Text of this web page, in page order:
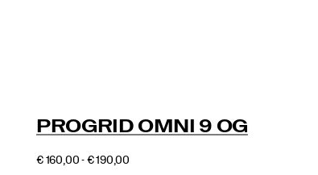
PROGRID OMNI 9 OG
€ 160,00 - € 190,00